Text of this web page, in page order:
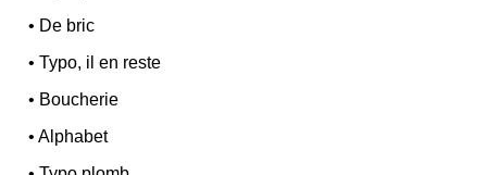
• De bric
•Typo, il en reste
• Boucherie
•Alphabet